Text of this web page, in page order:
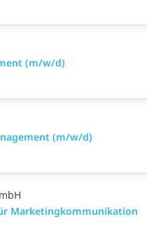
(m/w/d)
(m/w/d)
Marketingkommunikation